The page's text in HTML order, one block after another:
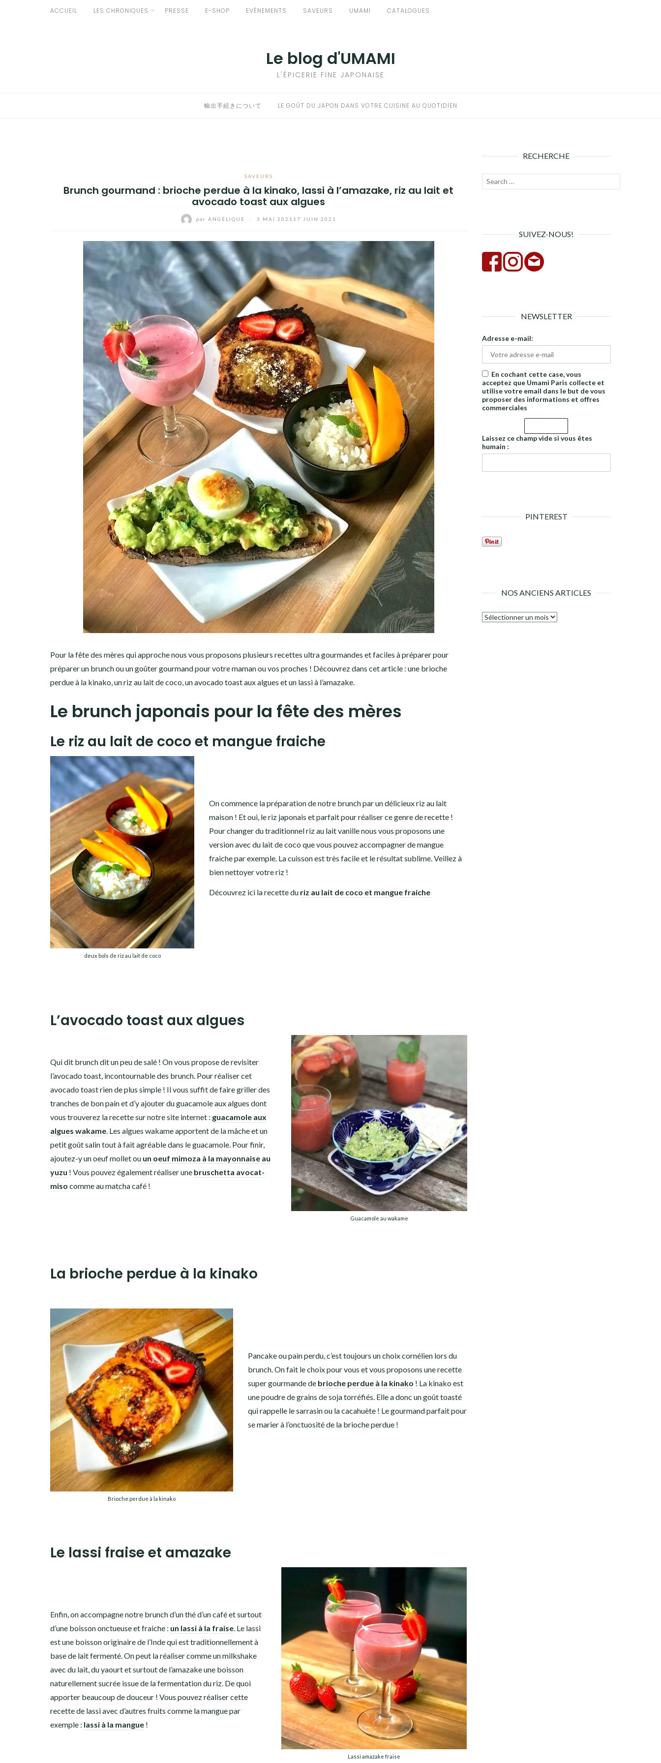
ACCUEIL
LES CHRONIQUES
PRESSE E-SHOP EVÈNEMENTS SAVEURS UMAMI CATALOGUES
Le blog d'UMAMI
L'ÉPICERIE FINE JAPONAISE
輸出手続きについて LE GOÛT DU JAPON DANS VOTRE CUISINE AU QUOTIDIEN
SAVEURS
Brunch gourmand : brioche perdue à la kinako, lassi à l’amazake, riz au lait et
avocado toast aux algues
par ANGÉLIQUE 3 MAI 2021 17 JUIN 2021
Pour la fête des mères qui approche nous vous proposons plusieurs recettes ultra gourmandes et faciles à préparer pour
préparer un brunch ou un goûter gourmand pour votre maman ou vos proches ! Découvrez dans cet article : une brioche
perdue à la kinako, un riz au lait de coco, un avocado toast aux algues et un lassi à l’amazake.
Le brunch japonais pour la fête des mères
Le riz au lait de coco et mangue fraiche
deux bols de riz au lait de coco
On commence la préparation de notre brunch par un délicieux riz au lait
maison ! Et oui, le riz japonais et parfait pour réaliser ce genre de recette !
Pour changer du traditionnel riz au lait vanille nous vous proposons une
version avec du lait de coco que vous pouvez accompagner de mangue
fraiche par exemple. La cuisson est très facile et le résultat sublime. Veillez à
bien nettoyer votre riz !
Découvrez ici la recette du riz au lait de coco et mangue fraiche
L’avocado toast aux algues
Guacamole au wakame
Qui dit brunch dit un peu de salé ! On vous propose de revisiter
l’avocado toast, incontournable des brunch. Pour réaliser cet
avocado toast rien de plus simple ! Il vous suffit de faire griller des
tranches de bon pain et d’y ajouter du guacamole aux algues dont
vous trouverez la recette sur notre site internet : guacamole aux
algues wakame. Les algues wakame apportent de la mâche et un
petit goût salin tout à fait agréable dans le guacamole. Pour finir,
ajoutez-y un oeuf mollet ou un oeuf mimoza à la mayonnaise au
yuzu ! Vous pouvez également réaliser une bruschetta avocat-
miso comme au matcha café !
La brioche perdue à la kinako
Brioche perdue à la kinako
Pancake ou pain perdu, c’est toujours un choix cornélien lors du
brunch. On fait le choix pour vous et vous proposons une recette
super gourmande de brioche perdue à la kinako ! La kinako est
une poudre de grains de soja torréfiés. Elle a donc un goût toasté
qui rappelle le sarrasin ou la cacahuète ! Le gourmand parfait pour
se marier à l’onctuosité de la brioche perdue !
Le lassi fraise et amazake
Lassi amazake fraise
Enfin, on accompagne notre brunch d’un thé d’un café et surtout
d’une boisson onctueuse et fraiche : un lassi à la fraise. Le lassi
est une boisson originaire de l’Inde qui est traditionnellement à
base de lait fermenté. On peut la réaliser comme un milkshake
avec du lait, du yaourt et surtout de l’amazake une boisson
naturellement sucrée issue de la fermentation du riz. De quoi
apporter beaucoup de douceur ! Vous pouvez réaliser cette
recette de lassi avec d’autres fruits comme la mangue par
exemple : lassi à la mangue !
RECHERCHE
Recherche
SUIVEZ-NOUS!
NEWSLETTER
Adresse e-mail:
En cochant cette case, vous
acceptez que Umami Paris collecte et
utilise votre email dans le but de vous
proposer des informations et offres
commerciales
Laissez ce champ vide si vous êtes
humain :
PINTEREST
NOS ANCIENS ARTICLES
Nos